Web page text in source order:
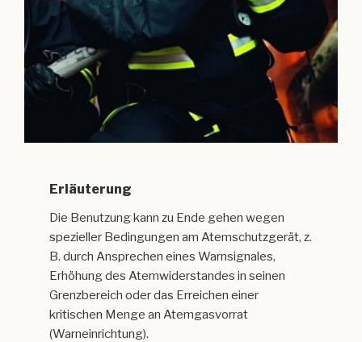
Erläuterung
Die Benutzung kann zu Ende gehen wegen
spezieller Bedingungen am Atemschutzgerät, z.
B. durch Ansprechen eines Warnsignales,
Erhöhung des Atemwiderstandes in seinen
Grenzbereich oder das Erreichen einer
kritischen Menge an Atemgasvorrat
(Warneinrichtung).